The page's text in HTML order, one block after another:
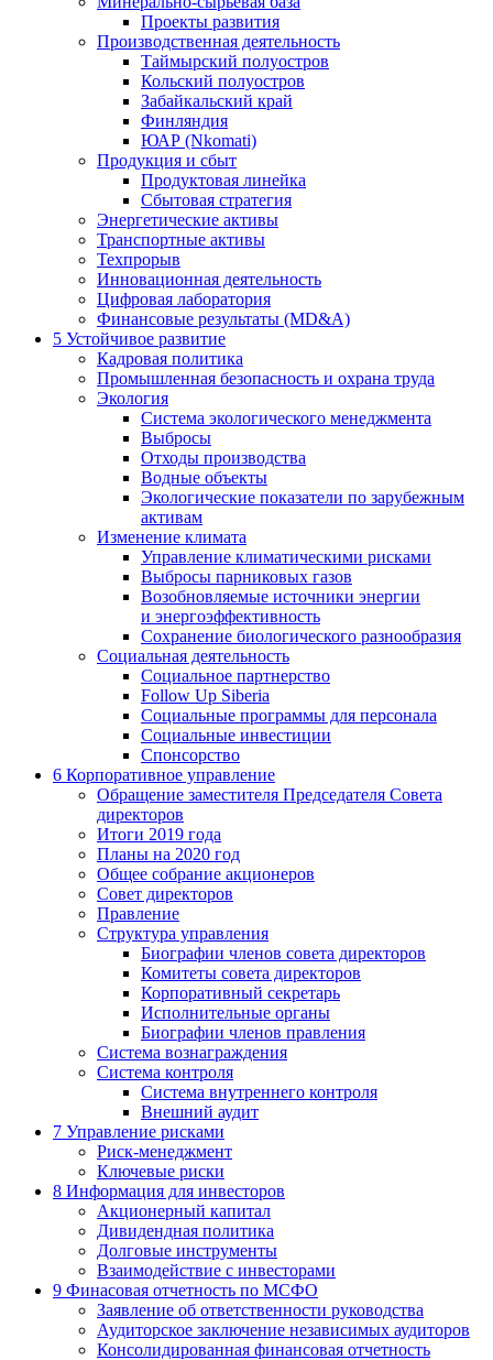
Проекты развития
Производственная деятельность
Таймырский полуостров
Кольский полуостров
Забайкальский край
Финляндия
ЮАР (Nkomati)
Продукция и сбыт
Продуктовая линейка
Сбытовая стратегия
Энергетические активы
Транспортные активы
Техпрорыв
Инновационная деятельность
Цифровая лаборатория
Финансовые результаты (MD&A)
5 Устойчивое развитие
Кадровая политика
Промышленная безопасность и охрана труда
Экология
Система экологического менеджмента
Выбросы
Отходы производства
Водные объекты
Экологические показатели по зарубежным
активам
Изменение климата
Управление климатическими рисками
Выбросы парниковых газов
Возобновляемые источники энергии
и энергоэффективность
Сохранение биологического разнообразия
Социальная деятельность
Социальное партнерство
Follow Up Siberia
Социальные программы для персонала
Социальные инвестиции
Спонсорство
6 Корпоративное управление
Обращение заместителя Председателя Совета
директоров
Итоги 2019 года
Планы на 2020 год
Общее собрание акционеров
Совет директоров
Правление
Структура управления
Биографии членов совета директоров
Комитеты совета директоров
Корпоративный секретарь
Исполнительные органы
Биографии членов правления
Система вознаграждения
Система контроля
Система внутреннего контроля
Внешний аудит
7 Управление рисками
Риск-менеджмент
Ключевые риски
8 Информация для инвесторов
Акционерный капитал
Дивидендная политика
Долговые инструменты
Взаимодействие с инвеcторами
9 Финасовая отчетность по МСФО
Заявление об ответственности руководства
Аудиторское заключение независимых аудиторов
Консолидированная финансовая отчетность